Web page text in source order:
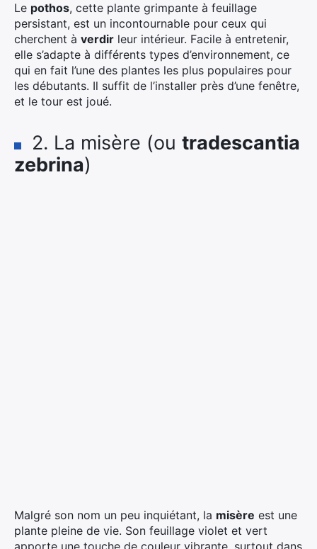
Le pothos, cette plante grimpante à feuillage
persistant, est un incontournable pour ceux qui
cherchent à verdir leur intérieur. Facile à entretenir,
elle s’adapte à différents types d’environnement, ce
qui en fait l’une des plantes les plus populaires pour
les débutants. Il suffit de l’installer près d’une fenêtre,
et le tour est joué.
2. La misère (ou tradescantia
zebrina)
Malgré son nom un peu inquiétant, la misère est une
plante pleine de vie. Son feuillage violet et vert